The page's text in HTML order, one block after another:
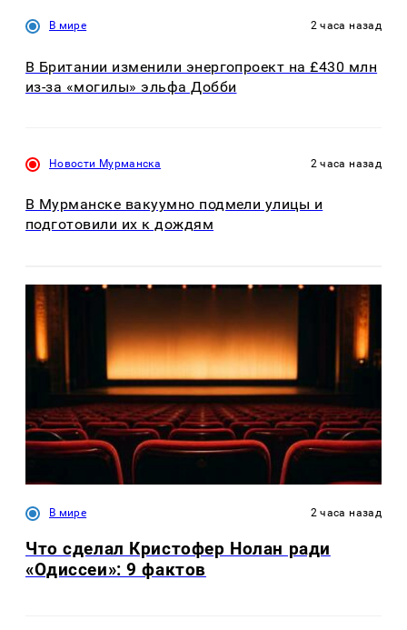
В мире 2 часа назад
В Британии изменили энергопроект на £430 млн
из-за «могилы» эльфа Добби
Новости Мурманска 2 часа назад
В Мурманске вакуумно подмели улицы и
подготовили их к дождям
В мире 2 часа назад
Что сделал Кристофер Нолан ради
«Одиссеи»: 9 фактов